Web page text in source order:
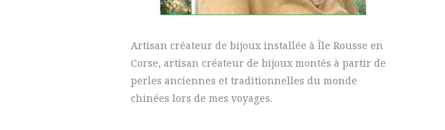
Artisan créateur de bijoux installée à Île Rousse en
Corse, artisan créateur de bijoux montés à partir de
perles anciennes et traditionnelles du monde
chinées lors de mes voyages.